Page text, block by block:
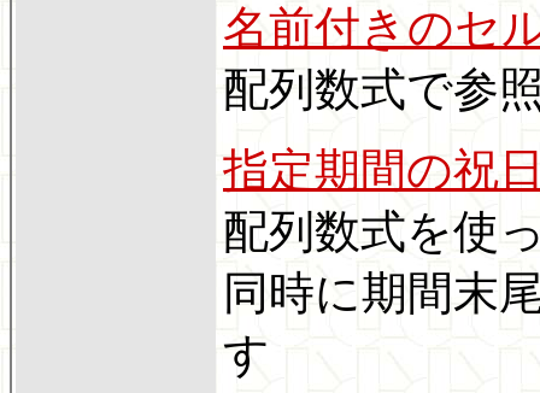
名前付きのセ
配列数式で参
指定期間の祝
配列数式を使
同時に期間末
す